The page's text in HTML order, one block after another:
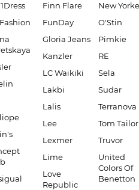
Finn Flare
FunDay
Gloria Jeans
Kanzler
LC Waikiki
Lakbi
Lalis
Lee
Lexmer
Lime
Love
Republic
New
O'Stin
Pimkie
RE
Sela
Sudar
Terranova
Tom Tailor
Truvor
United
Colors Of
Benetton